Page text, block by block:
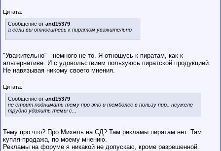
Цитата:
Сообщение от and15379
а если вы относитесь к пиратом уважительно
"Уважительно" - немного не то. Я отношусь к пиратам, как к
альтернативе. И с удовольствием пользуюсь пиратской продукцией.
Не навязывая никому своего мнения.
Цитата:
Сообщение от and15379
не стоит поднимать тему про это и темболее в пользу пир.. неужеле
трудно удалить темы с...
Тему про что? Про Михель на СД? Там рекламы пиратам нет. Там
купля-продажа, по моему мнению.
Рекламы на форуме я никакой не допускаю, кроме разрешенной.